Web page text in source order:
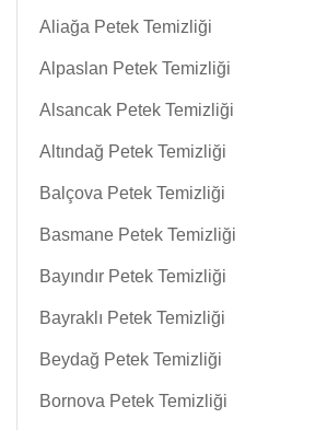
Aliağa Petek Temizliği
Alpaslan Petek Temizliği
Alsancak Petek Temizliği
Altındağ Petek Temizliği
Balçova Petek Temizliği
Basmane Petek Temizliği
Bayındır Petek Temizliği
Bayraklı Petek Temizliği
Beydağ Petek Temizliği
Bornova Petek Temizliği